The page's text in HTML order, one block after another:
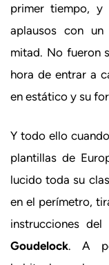
primer tiempo, y
aplausos con
mitad. No fueron
hora de entrar a
en estático y su
Y todo ello
plantillas de
lucido toda su
en el perímetro,
instrucciones
Goudelock. A